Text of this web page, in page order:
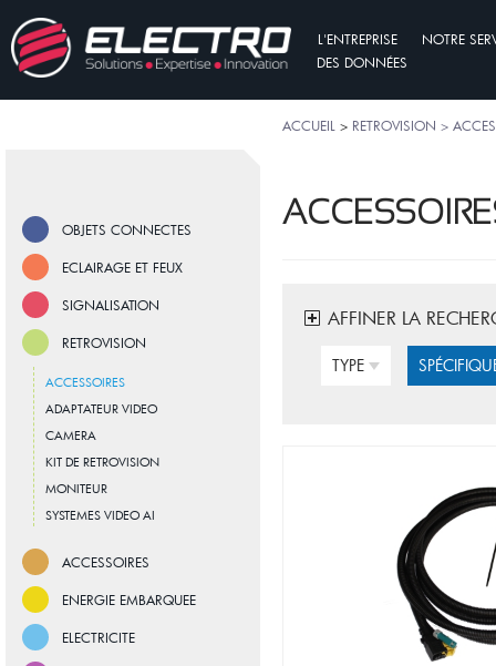
L'ENTREPRISE
NOTRE
DES DONNÉES
ACCUEIL > RETROVISION >
OBJETS CONNECTES
ECLAIRAGE ET FEUX
SIGNALISATION
RETROVISION
ACCESSOIRES
ADAPTATEUR VIDEO
CAMERA
KIT DE RETROVISION
MONITEUR
SYSTEMES VIDEO AI
ACCESSOIRES
ENERGIE EMBARQUEE
ELECTRICITE
AFFINER LA
TYPE